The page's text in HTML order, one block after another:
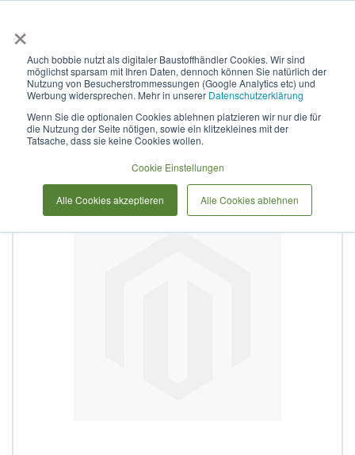
×
Auch bobbie nutzt als digitaler Baustoffhändler Cookies. Wir sind
möglichst sparsam mit Ihren Daten, dennoch können Sie natürlich der
Nutzung von Besucherstrommessungen (Google Analytics etc) und
Werbung widersprechen. Mehr in unserer Datenschutzerklärung
Wenn Sie die optionalen Cookies ablehnen platzieren wir nur die für
die Nutzung der Seite nötigen, sowie ein klitzekleines mit der
Tatsache, dass sie keine Cookies wollen.
Cookie Einstellungen
Alle Cookies akzeptieren Alle Cookies ablehnen
Curaflex A mit DPS DN 350
für 279,0 - 288,0 V2A / EPDM
Bildergalerie
springen